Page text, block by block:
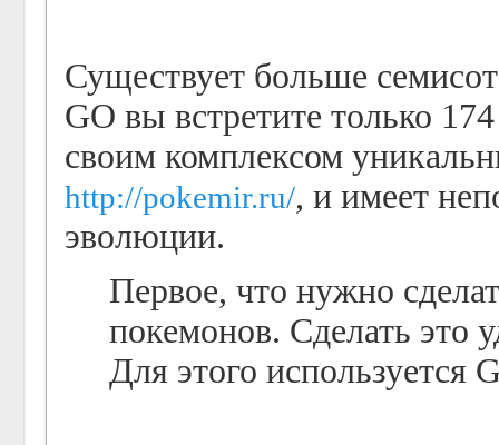
Существует больше
GO вы встретите только
своим комплексом
http://pokemir.ru/, и имеет
эволюции.
Первое, что нужно
покемонов. Сделать это
Для этого используется